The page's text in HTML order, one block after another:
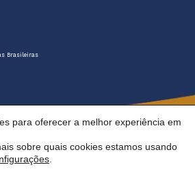
Brasileiras
para oferecer a melhor experiência em
sobre quais cookies estamos usando